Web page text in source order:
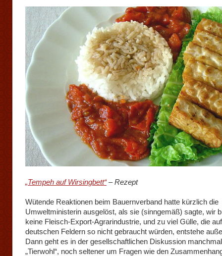
„Tempeh auf Wirsingbett“– Rezept
Wütende Reaktionen beim Bauernverband hatte kürzlich die
Umweltministerin ausgelöst, als sie (sinngemäß) sagte, wir
keine Fleisch-Export-Agrarindustrie, und zu viel Gülle, die
deutschen Feldern so nicht gebraucht würden, entstehe
Dann geht es in der gesellschaftlichen Diskussion
„Tierwohl“, noch seltener um Fragen wie den